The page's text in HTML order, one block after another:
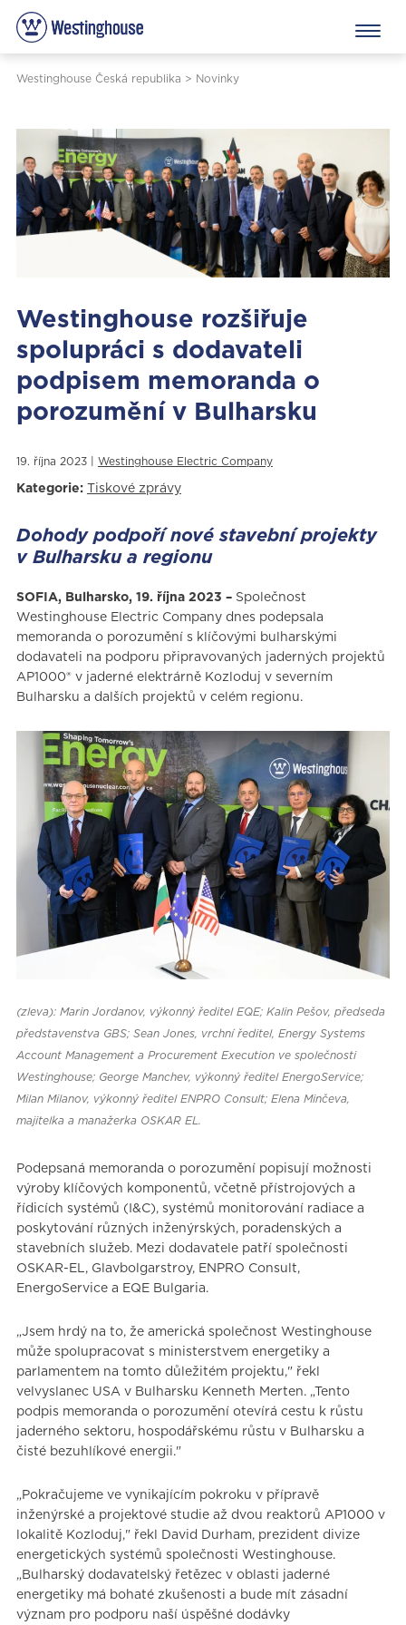
Westinghouse Česká republika > Novinky
Westinghouse rozšiřuje
spolupráci s dodavateli
podpisem memoranda o
porozumění v Bulharsku
19. října 2023 | Westinghouse Electric Company
Kategorie: Tiskové zprávy
Dohody podpoří nové stavební projekty
v Bulharsku a regionu
SOFIA, Bulharsko, 19. října 2023 – Společnost
Westinghouse Electric Company dnes podepsala
memoranda o porozumění s klíčovými bulharskými
dodavateli na podporu připravovaných jaderných projektů
AP1000® v jaderné elektrárně Kozloduj v severním
Bulharsku a dalších projektů v celém regionu.
(zleva): Marin Jordanov, výkonný ředitel EQE; Kalin Pešov, předseda
představenstva GBS; Sean Jones, vrchní ředitel, Energy Systems
Account Management a Procurement Execution ve společnosti
Westinghouse; George Manchev, výkonný ředitel EnergoService;
Milan Milanov, výkonný ředitel ENPRO Consult; Elena Minčeva,
majitelka a manažerka OSKAR EL.
Podepsaná memoranda o porozumění popisují možnosti
výroby klíčových komponentů, včetně přístrojových a
řídicích systémů (I&C), systémů monitorování radiace a
poskytování různých inženýrských, poradenských a
stavebních služeb. Mezi dodavatele patří společnosti
OSKAR-EL, Glavbolgarstroy, ENPRO Consult,
EnergoService a EQE Bulgaria.
„Jsem hrdý na to, že americká společnost Westinghouse
může spolupracovat s ministerstvem energetiky a
parlamentem na tomto důležitém projektu," řekl
velvyslanec USA v Bulharsku Kenneth Merten. „Tento
podpis memoranda o porozumění otevírá cestu k růstu
jaderného sektoru, hospodářskému růstu v Bulharsku a
čisté bezuhlíkové energii."
„Pokračujeme ve vynikajícím pokroku v přípravě
inženýrské a projektové studie až dvou reaktorů AP1000 v
lokalitě Kozloduj," řekl David Durham, prezident divize
energetických systémů společnosti Westinghouse.
„Bulharský dodavatelský řetězec v oblasti jaderné
energetiky má bohaté zkušenosti a bude mít zásadní
význam pro podporu naší úspěšné dodávky